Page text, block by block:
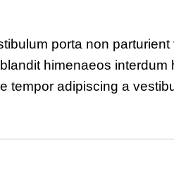
porta non
himenaeos
tempor adipiscing a